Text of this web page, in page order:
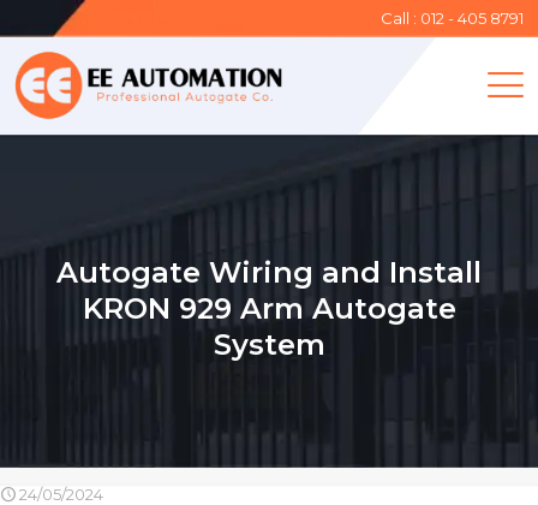
Call : 012 - 405 8791
Autogate Wiring and Install
KRON 929 Arm Autogate
System
24/05/2024